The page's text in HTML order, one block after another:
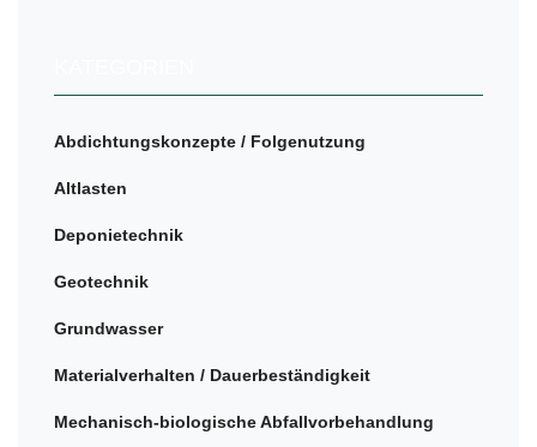
Abdichtungskonzepte / Folgenutzung
Altlasten
Deponietechnik
Geotechnik
Grundwasser
Materialverhalten / Dauerbeständigkeit
Mechanisch-biologische Abfallvorbehandlung